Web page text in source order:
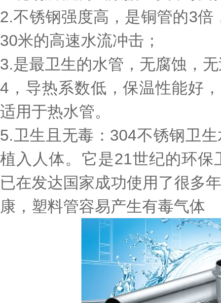
2.不锈钢强度高，是铜管的3
30米的高速水流冲击；
3.是最卫生的水管，无腐蚀，
4，导热系数低，保温性能好
适用于热水管。
5.卫生且无毒：304不锈钢卫
植入人体。它是21世纪的环
已在发达国家成功使用了很多
康，塑料管容易产生有毒气体